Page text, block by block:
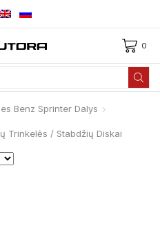
0
Benz Sprinter Dalys
Trinkelės / Stabdžių Diskai